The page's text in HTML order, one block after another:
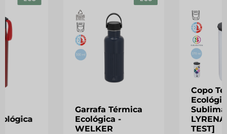
Garrafa Térmica
Ecológica -
WELKER
Copo
TEST]